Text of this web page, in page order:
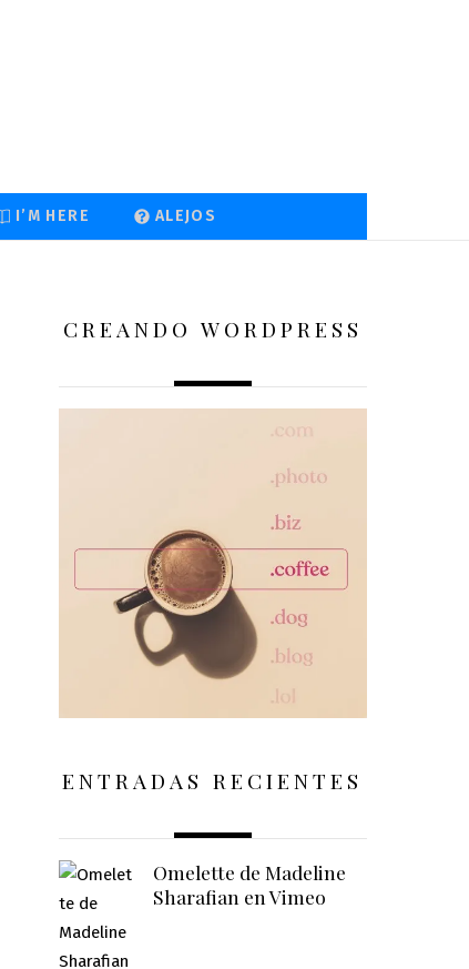
I’M HERE ALEJOS
CREANDO WORDPRESS
ENTRADAS RECIENTES
Omelette de Madeline
Sharafian en Vimeo